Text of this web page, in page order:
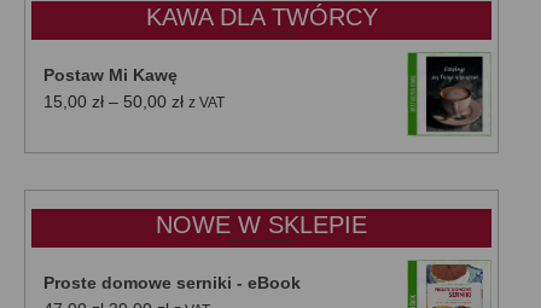
KAWA DLA TWÓRCY
Postaw Mi Kawę
15,00 zł – 50,00 złZakres
od
do
50,00 zł
z VAT
NOWE W SKLEPIE
Proste domowe serniki - eBook